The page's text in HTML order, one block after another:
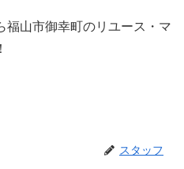
福山市御幸町のリユース・マ
スタッフ